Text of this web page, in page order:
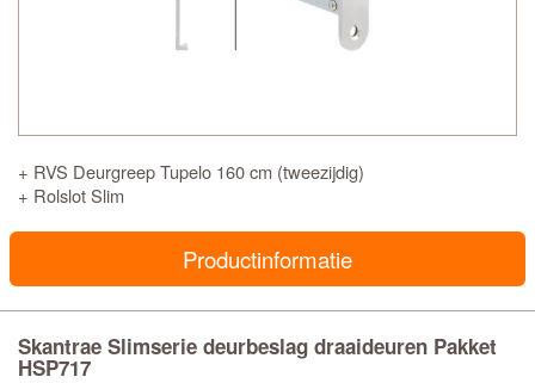
+ RVS Deurgreep Tupelo 160 cm (tweezijdig)
+ Rolslot Slim
Productinformatie
Skantrae Slimserie deurbeslag draaideuren Pakket
HSP717